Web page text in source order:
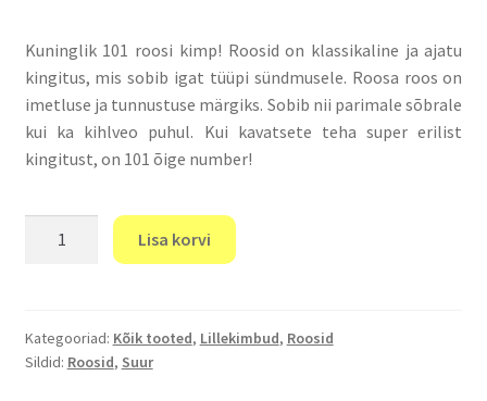
Kuninglik 101 roosi kimp! Roosid on klassikaline ja ajatu
kingitus, mis sobib igat tüüpi sündmusele. Roosa roos on
imetluse ja tunnustuse märgiks. Sobib nii parimale sõbrale
kui ka kihlveo puhul. Kui kavatsete teha super erilist
kingitust, on 101 õige number!
kogus
Lisa korvi
Kategooriad: Kõik tooted, Lillekimbud, Roosid
Sildid: Roosid, Suur